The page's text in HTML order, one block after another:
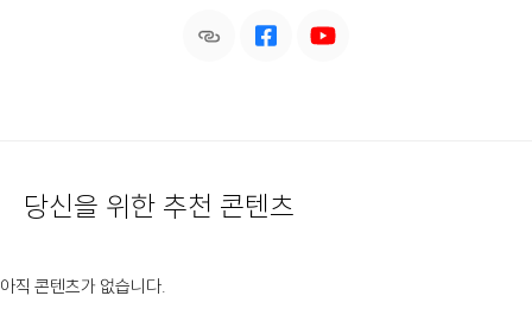
당신을 위한 추천 콘텐츠
아직 콘텐츠가 없습니다.